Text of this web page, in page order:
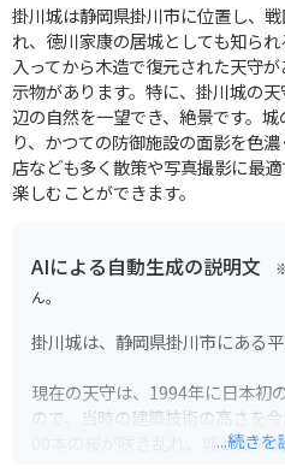
掛川城は静岡県掛川市に位置し、
れ、徳川家康の居城としても知ら
入ってから木造で復元された天守
示物があります。特に、掛川城の
辺の自然を一望でき、絶景です。
り、かつての防御施設の面影を色
店なども多く散策や写真撮影に最
楽しむことができます。
AIによる自動生成の説明文 ※
ん。
掛川城は、静岡県掛川市にある平
現在の天守は、1994年に日本初
ので、当時の建築技術の高さを
00本の桜が咲き乱れ、城と桜の
...続きを